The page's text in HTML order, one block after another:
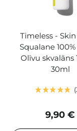
Timeless -
Squalane
Olīvu skvalāns
30ml
9,90 €